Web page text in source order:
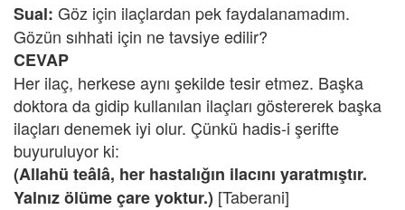
Sual: Göz için ilaçlardan pek faydalanamadım.
Gözün sıhhati için ne tavsiye edilir?
CEVAP
Her ilaç, herkese aynı şekilde tesir etmez. Başka
doktora da gidip kullanılan ilaçları göstererek başka
ilaçları denemek iyi olur. Çünkü hadis-i şerifte
buyuruluyor ki:
(Allahü teâlâ, her hastalığın ilacını yaratmıştır.
Yalnız ölüme çare yoktur.) [Taberani]